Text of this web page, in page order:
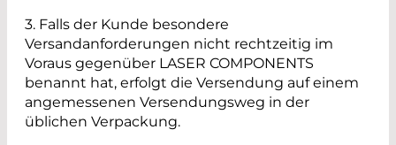
3. Falls der Kunde besondere
Versandanforderungen nicht rechtzeitig im
Voraus gegenüber LASER COMPONENTS
benannt hat, erfolgt die Versendung auf einem
angemessenen Versendungsweg in der
üblichen Verpackung.